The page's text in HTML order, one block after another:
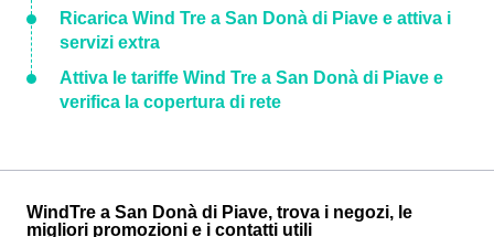
Ricarica Wind Tre a San Donà di Piave e attiva i
servizi extra
Attiva le tariffe Wind Tre a San Donà di Piave e
verifica la copertura di rete
WindTre a San Donà di Piave, trova i negozi, le
migliori promozioni e i contatti utili